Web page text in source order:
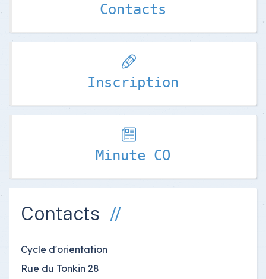
Contacts
Inscription
Minute CO
Contacts
Cycle d'orientation
Rue du Tonkin 28